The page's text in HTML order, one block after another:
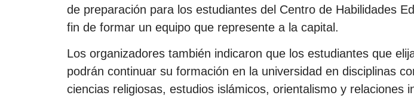
de preparación para los estudiantes del Centro de Habilidades
fin de formar un equipo que represente a la capital.
Los organizadores también indicaron que los estudiantes que
podrán continuar su formación en la universidad en disciplinas
ciencias religiosas, estudios islámicos, orientalismo y relaciones